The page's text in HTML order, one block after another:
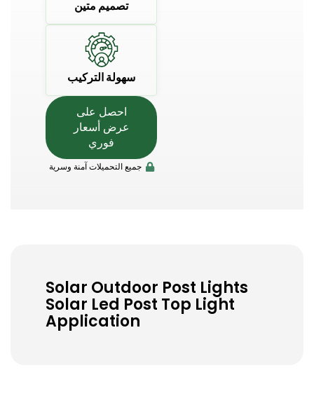
تصميم متين
سهولة التركيب
احصل على
عرض أسعار
فوري
جميع التحميلات آمنة وسرية
Solar Outdoor Post Lights ​
Solar Led Post Top Light
Application